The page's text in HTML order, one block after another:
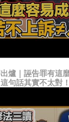
爐｜誣告罪有這
句話其實不太對！